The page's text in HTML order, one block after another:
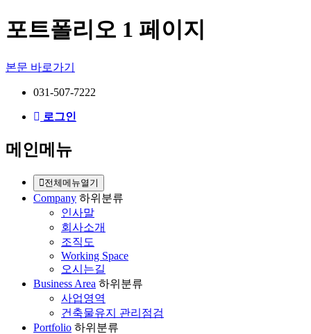
포트폴리오 1 페이지
본문 바로가기
031-507-7222
로그인
메인메뉴
전체메뉴열기
Company 하위분류
인사말
회사소개
조직도
Working Space
오시는길
Business Area 하위분류
사업영역
건축물유지 관리점검
Portfolio 하위분류